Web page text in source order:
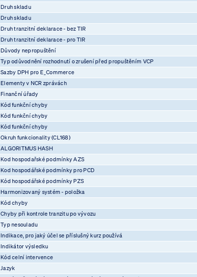
Druh skladu
Druh skladu
Druh tranzitní deklarace - bez TIR
Druh tranzitní deklarace - pro TIR
Důvody nepropuštění
Typ odůvodnění rozhodnutí o zrušení před propuštěním VCP
Sazby DPH pro E_Commerce
Elementy v NCR zprávách
Finanční úřady
Kód funkční chyby
Kód funkční chyby
Kód funkční chyby
Okruh funkcionality (CL168)
ALGORITMUS HASH
Kod hospodařské podmínky AZS
Kod hospodářské podmínky pro PCD
Kód hospodářské podmínky PZS
Harmonizovaný systém - položka
Kód chyby
Chyby při kontrole tranzitu po vývozu
Typ nesouladu
Indikace, pro jaký účel se příslušný kurz používá
Indikátor výsledku
Kód celní intervence
Jazyk